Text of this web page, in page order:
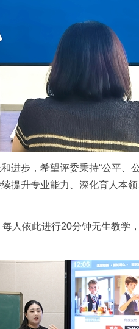
进步，希望评委秉持“公平、
提升专业能力、深化育人本
人依此进行20分钟无生教学